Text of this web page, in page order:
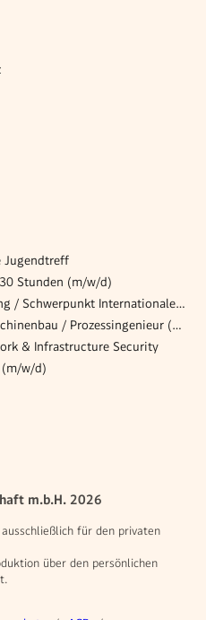
Jugendtreff
Stunden (m/w/d)
Berufsanwärter:in Steuerberatung / Schwerpunkt Internationales Steuerrecht (m/w/d)
Master oder PhD Absolvent Maschinenbau / Prozessingenieur (w/m/d)
& Infrastructure Security
(m/w/d)
m.b.H. 2026
für den privaten
über den persönlichen